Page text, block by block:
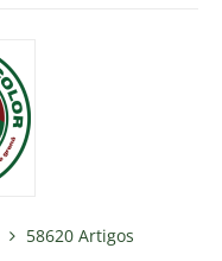
58620 Artigos